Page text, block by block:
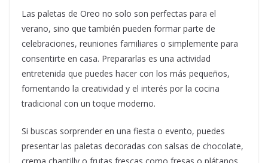
Las paletas de Oreo no solo son perfectas para el
verano, sino que también pueden formar parte de
celebraciones, reuniones familiares o simplemente para
consentirte en casa. Prepararlas es una actividad
entretenida que puedes hacer con los más pequeños,
fomentando la creatividad y el interés por la cocina
tradicional con un toque moderno.
Si buscas sorprender en una fiesta o evento, puedes
presentar las paletas decoradas con salsas de chocolate,